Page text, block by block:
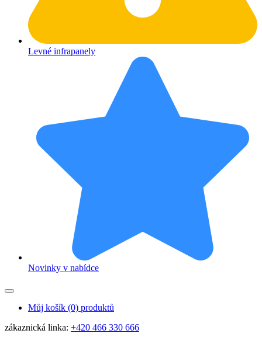
Levné infrapanely
Novinky v nabídce
Můj košík (0) produktů
zákaznická linka: +420 466 330 666